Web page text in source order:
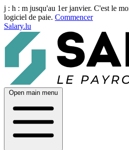
j : h : m jusqu'au 1er janvier. C'est le
logiciel de paie. Commencer
Salary.lu
Open main menu